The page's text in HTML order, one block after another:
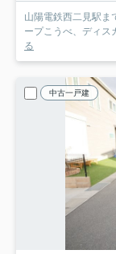
山陽電鉄西二見駅ま
ープこうべ、ディス
る
中古一戸建